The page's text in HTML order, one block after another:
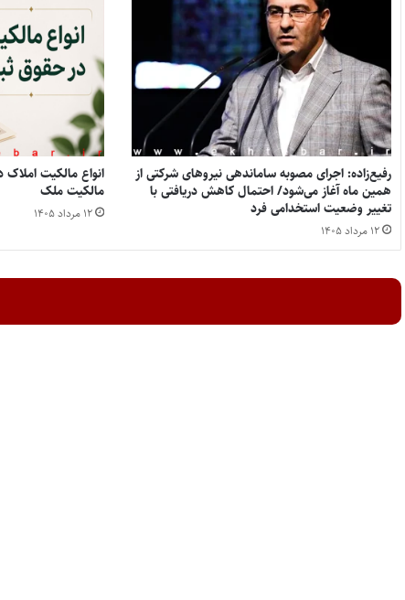
رفیع‌زاده: اجرای مصوبه ساماندهی نیروهای شرکتی از
همین ماه آغاز می‌شود/ احتمال کاهش دریافتی با
تغییر وضعیت استخدامی فرد
۱۲ مرداد ۱۴۰۵
مالکیت ملک
۱۲ مرداد ۱۴۰۵